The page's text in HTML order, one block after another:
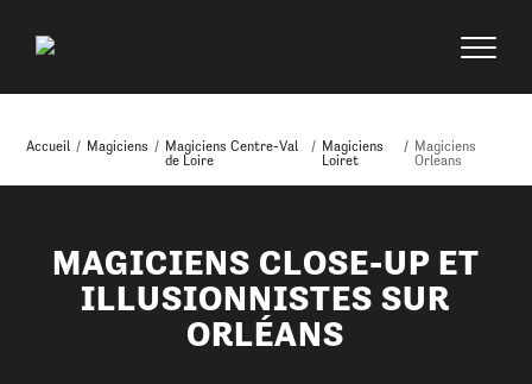
Accueil / Magiciens / Magiciens Centre-Val
de Loire
/ Magiciens
Loiret
/ Magiciens
Orleans
MAGICIENS CLOSE-UP ET
ILLUSIONNISTES SUR
ORLÉANS